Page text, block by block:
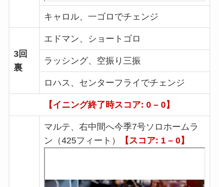
キャロル、一ゴロでチェンジ
3回
裏
エドマン、ショートゴロ
ラッシング、空振り三振
ロハス、センターフライでチェンジ
【イニング終了時スコア: 0 – 0】
マルテ、右中間へ今季7号ソロホームラ
ン（425フィート）
【スコア: 1 – 0】